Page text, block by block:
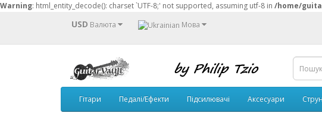
Warning: html_entity_decode(): charset `UTF-8;' not supported, assuming utf-8 in /home/
USD Валюта Мова
Гітари Педалі/Ефекти Підсилювачі Аксесуари